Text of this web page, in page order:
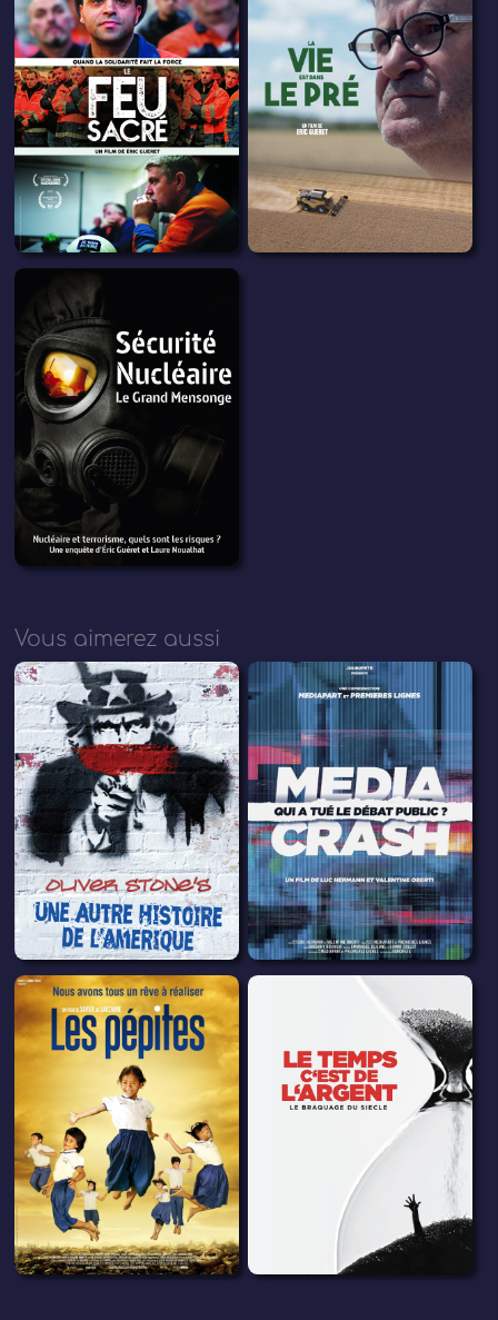
Vous aimerez aussi